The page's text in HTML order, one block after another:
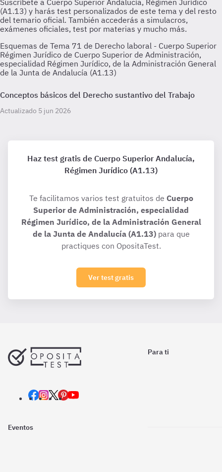
Esquemas de Tema 71 de Derecho laboral - Cuerpo Superior
Régimen Jurídico de Cuerpo Superior de Administración,
especialidad Régimen Jurídico, de la Administración General
de la Junta de Andalucía (A1.13)
Conceptos básicos del Derecho sustantivo del Trabajo
Actualizado 5 jun 2026
Haz test gratis de Cuerpo Superior Andalucía,
Régimen Jurídico (A1.13)
Te facilitamos varios test gratuitos de Cuerpo
Superior de Administración, especialidad
Régimen Jurídico, de la Administración General
de la Junta de Andalucía (A1.13)para que
practiques con OpositaTest.
Ver test gratis
Para ti
Eventos